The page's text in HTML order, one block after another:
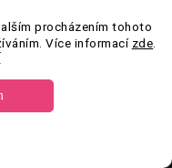
procházením tohoto
Více informací zde